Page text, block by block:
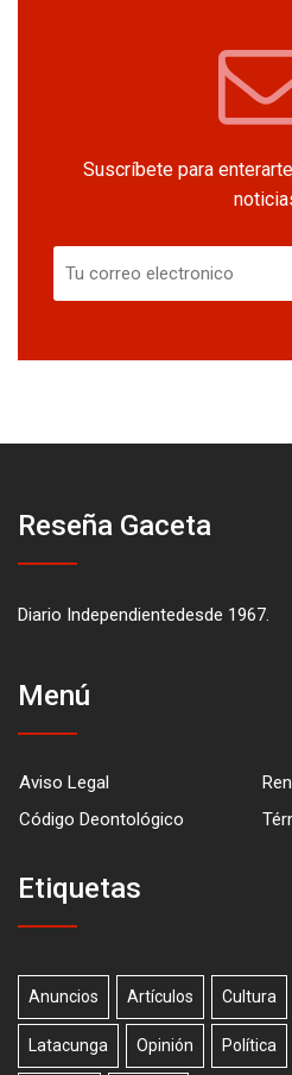
Suscríbete para
Reseña Gaceta
Diario Independientedesde 1967.
Menú
Aviso Legal
Código Deontológico
Etiquetas
Anuncios Artículos Cultura
Latacunga Opinión Política